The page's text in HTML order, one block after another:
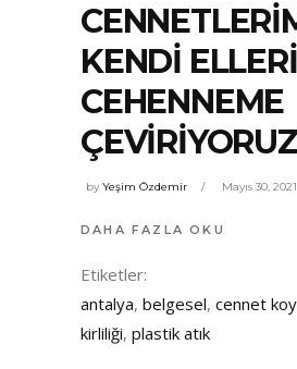
KENDI
CEHENNEME
byYeşim Özdemir Mayıs 30, 2021
DAHA FAZLA OKU
Etiketler:
antalya, belgesel, cennet
kirliliği, plastik atık